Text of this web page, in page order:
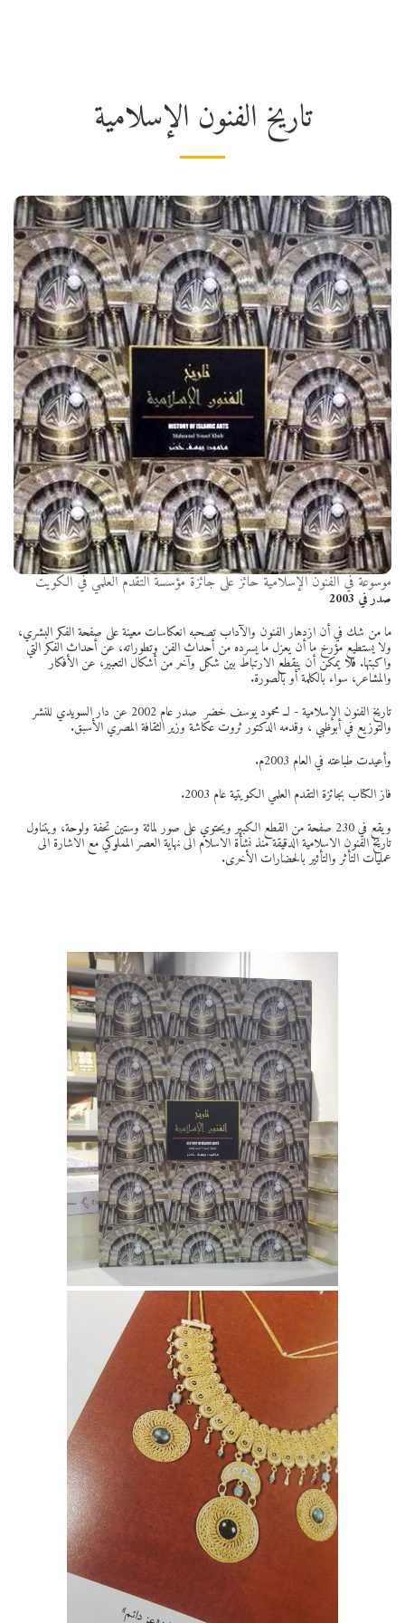
تاريخ الفنون الإسلامية
موسوعة في الفنون الإسلامية حائز على جائزة مؤسسة التقدم العلمي في الكويت
صدر في 2003
ما من شك في أن ازدهار الفنون والآداب تصحبه انعكاسات معينة على صفحة الفكر البشري،
ولا يستطيع مؤرخ ما أن يعزل ما يسرده من أحداث الفن وتطوراته، عن أحداث الفكر التي
واكبتها. فلا يمكن أن ينقطع الارتباط بين شكل وآخر من أشكال التعبير، عن الأفكار
والمشاعر، سواء بالكلمة أو بالصورة.
تاريخ الفنون الإسلامية - لــ محمود يوسف خضر صدر عام 2002 عن دار السويدي للنشر
والتوزيع في أبوظبي ، وقدمه الدكتور ثروت عكاشة وزير الثقافة المصري الأسبق.
وأعيدت طباعته في العام 2003م.
فاز الكتاب بجائزة التقدم العلمي الكويتية عام 2003.
ويقع في 230 صفحة من القطع الكبير ويحتوي على صور لمائة وستين تحفة ولوحة، ويتناول
تاريخ الفنون الاسلامية الدقيقة منذ نشأة الاسلام الى نهاية العصر المملوكي مع الاشارة الى
عمليات التأثر والتأثير بالحضارات الأخرى.